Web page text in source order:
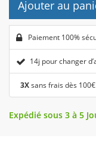
Ajouter au
Paiement 100%
14j pour changer
3Xsans frais dès 100€
Expédié sous 3 à 5